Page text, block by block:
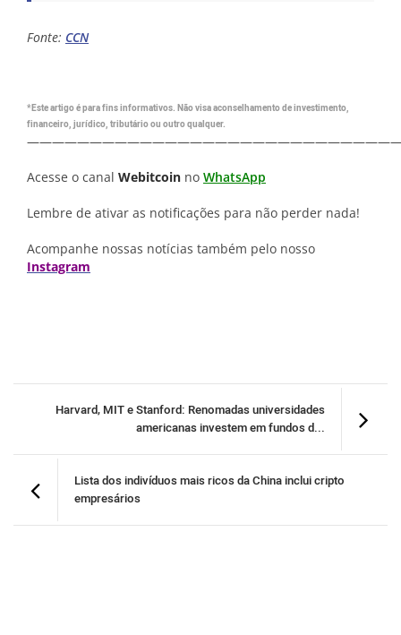
Fonte: CCN
*Este artigo é para fins informativos. Não visa aconselhamento de investimento,
financeiro, jurídico, tributário ou outro qualquer.
Acesse o canal Webitcoin no WhatsApp
Lembre de ativar as notificações para não perder nada!
Acompanhe nossas notícias também pelo nosso
Instagram
Harvard, MIT e Stanford: Renomadas universidades
americanas investem em fundos d...
Lista dos indivíduos mais ricos da China inclui cripto
empresários